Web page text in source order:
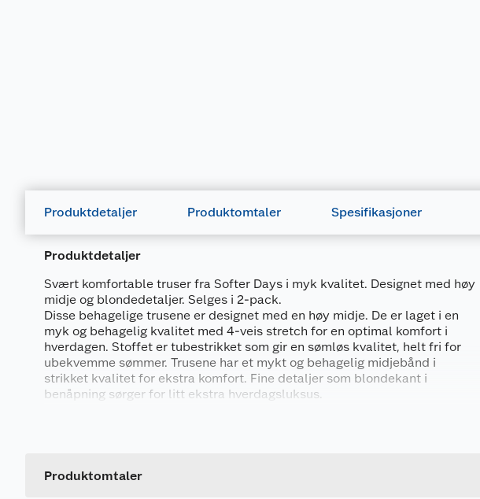
Produktdetaljer Produktomtaler Spesifikasjoner
Produktdetaljer
Svært komfortable truser fra Softer Days i myk kvalitet. Designet med høy
midje og blondedetaljer. Selges i 2-pack.
Disse behagelige trusene er designet med en høy midje. De er laget i en
myk og behagelig kvalitet med 4-veis stretch for en optimal komfort i
hverdagen. Stoffet er tubestrikket som gir en sømløs kvalitet, helt fri for
ubekvemme sømmer. Trusene har et mykt og behagelig midjebånd i
strikket kvalitet for ekstra komfort. Fine detaljer som blondekant i
benåpning sørger for litt ekstra hverdagsluksus.
• 4-veis stretch
Produktomtaler
Leverandørens artikkelnummer